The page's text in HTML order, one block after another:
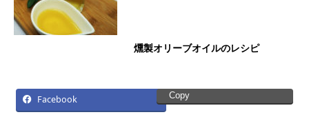
燻製オリーブオイルのレシピ
Facebook Copy